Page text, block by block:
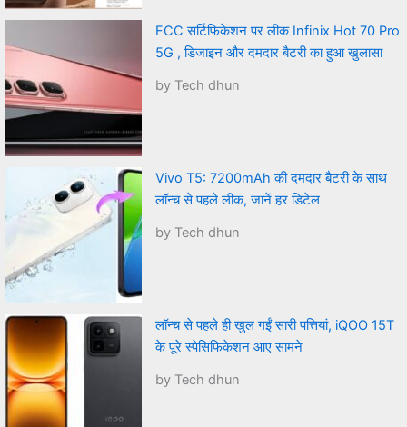
FCC सर्टिफिकेशन पर लीक Infinix Hot 70 Pro
5G , डिजाइन और दमदार बैटरी का हुआ खुलासा
by Tech dhun
Vivo T5: 7200mAh की दमदार बैटरी के साथ
लॉन्च से पहले लीक, जानें हर डिटेल
by Tech dhun
लॉन्च से पहले ही खुल गईं सारी पत्तियां, iQOO 15T
के पूरे स्पेसिफिकेशन आए सामने
by Tech dhun